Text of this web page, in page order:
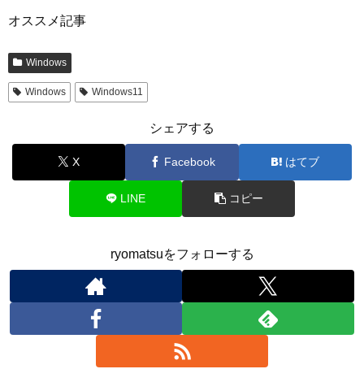
オススメ記事
Windows
Windows Windows11
シェアする
X Facebook はてブ
LINE コピー
ryomatsuをフォローする